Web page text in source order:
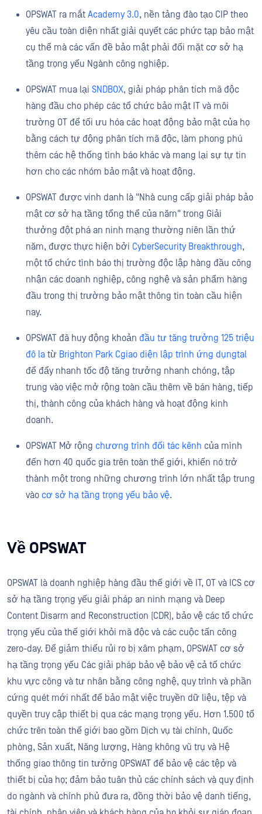
OPSWAT ra mắt Academy 3.0, nền tảng đào tạo CIP theo
yêu cầu toàn diện nhất giải quyết các phức tạp bảo mật
cụ thể mà các vấn đề bảo mật phải đối mặt cơ sở hạ
tầng trọng yếu Ngành công nghiệp.
OPSWAT mua lại SNDBOX, giải pháp phân tích mã độc
hàng đầu cho phép các tổ chức bảo mật IT và môi
trường OT để tối ưu hóa các hoạt động bảo mật của họ
bằng cách tự động phân tích mã độc, làm phong phú
thêm các hệ thống tình báo khác và mang lại sự tự tin
hơn cho các nhóm bảo mật và hoạt động.
OPSWAT được vinh danh là "Nhà cung cấp giải pháp bảo
mật cơ sở hạ tầng tổng thể của năm" trong Giải
thưởng đột phá an ninh mạng thường niên lần thứ
năm, được thực hiện bởi CyberSecurity Breakthrough,
một tổ chức tình báo thị trường độc lập hàng đầu công
nhận các doanh nghiệp, công nghệ và sản phẩm hàng
đầu trong thị trường bảo mật thông tin toàn cầu hiện
nay.
OPSWAT đã huy động khoản đầu tư tăng trưởng 125 triệu
đô la từ Brighton Park Cgiao diện lập trình ứng dụngtal
để đẩy nhanh tốc độ tăng trưởng nhanh chóng, tập
trung vào việc mở rộng toàn cầu thêm về bán hàng, tiếp
thị, thành công của khách hàng và hoạt động kinh
doanh.
OPSWAT Mở rộng chương trình đối tác kênh của mình
đến hơn 40 quốc gia trên toàn thế giới, khiến nó trở
thành một trong những chương trình lớn nhất tập trung
vào cơ sở hạ tầng trọng yếu bảo vệ.
Về OPSWAT
OPSWAT là doanh nghiệp hàng đầu thế giới về IT, OT và ICS cơ
sở hạ tầng trọng yếu giải pháp an ninh mạng và Deep
Content Disarm and Reconstruction (CDR), bảo vệ các tổ chức
trọng yếu của thế giới khỏi mã độc và các cuộc tấn công
zero-day. Để giảm thiểu rủi ro bị xâm phạm, OPSWAT cơ sở
hạ tầng trọng yếu Các giải pháp bảo vệ bảo vệ cả tổ chức
khu vực công và tư nhân bằng công nghệ, quy trình và phần
cứng quét mới nhất để bảo mật việc truyền dữ liệu, tệp và
quyền truy cập thiết bị qua các mạng trọng yếu. Hơn 1.500 tổ
chức trên toàn thế giới bao gồm Dịch vụ tài chính, Quốc
phòng, Sản xuất, Năng lượng, Hàng không vũ trụ và Hệ
thống giao thông tin tưởng OPSWAT để bảo vệ các tệp và
thiết bị của họ; đảm bảo tuân thủ các chính sách và quy định
do ngành và chính phủ đưa ra, đồng thời bảo vệ danh tiếng,